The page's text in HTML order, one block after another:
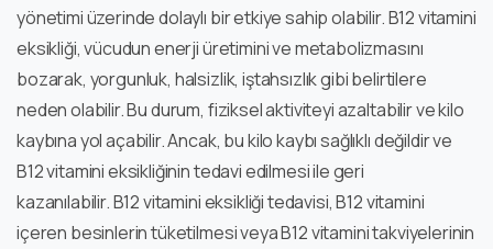
yönetimi üzerinde dolaylı bir etkiye sahip olabilir. B12 vitamini
eksikliği, vücudun enerji üretimini ve metabolizmasını
bozarak, yorgunluk, halsizlik, iştahsızlık gibi belirtilere
neden olabilir. Bu durum, fiziksel aktiviteyi azaltabilir ve kilo
kaybına yol açabilir. Ancak, bu kilo kaybı sağlıklı değildir ve
B12 vitamini eksikliğinin tedavi edilmesi ile geri
kazanılabilir. B12 vitamini eksikliği tedavisi, B12 vitamini
içeren besinlerin tüketilmesi veya B12 vitamini takviyelerinin